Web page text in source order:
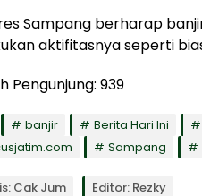
Sampang berharap
aktifitasnya seperti
Pengunjung: 939
banjir Berita Hari Ini
Sampang
Cak Jum Editor: Rezky